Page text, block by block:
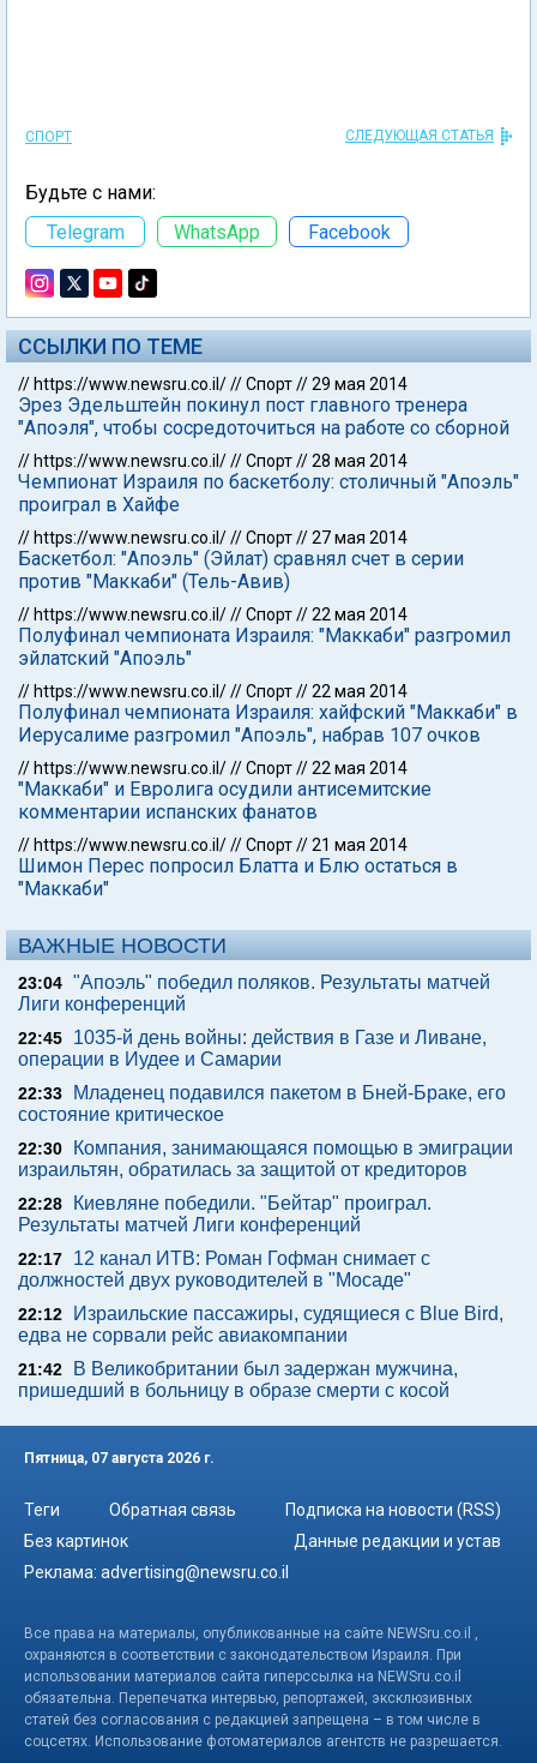
СПОРТ СЛЕДУЮЩАЯ СТАТЬЯ
Будьте с нами:
Telegram
WhatsApp Facebook
ССЫЛКИ ПО ТЕМЕ
// https://www.newsru.co.il///Спорт//29 мая 2014
Эрез Эдельштейн покинул пост главного тренера
"Апоэля", чтобы сосредоточиться на работе со сборной
// https://www.newsru.co.il///Спорт//28 мая 2014
Чемпионат Израиля по баскетболу: столичный "Апоэль"
проиграл в Хайфе
// https://www.newsru.co.il///Спорт//27 мая 2014
Баскетбол: "Апоэль" (Эйлат) сравнял счет в серии
против "Маккаби" (Тель-Авив)
// https://www.newsru.co.il///Спорт//22 мая 2014
Полуфинал чемпионата Израиля: "Маккаби" разгромил
эйлатский "Апоэль"
// https://www.newsru.co.il///Спорт//22 мая 2014
Полуфинал чемпионата Израиля: хайфский "Маккаби" в
Иерусалиме разгромил "Апоэль", набрав 107 очков
// https://www.newsru.co.il///Спорт//22 мая 2014
"Маккаби" и Евролига осудили антисемитские
комментарии испанских фанатов
// https://www.newsru.co.il///Спорт//21 мая 2014
Шимон Перес попросил Блатта и Блю остаться в
"Маккаби"
ВАЖНЫЕ НОВОСТИ
23:04 "Апоэль" победил поляков. Результаты матчей
Лиги конференций
22:45
1035-й день войны: действия в Газе и Ливане,
операции в Иудее и Самарии
22:33
Младенец подавился пакетом в Бней-Браке, его
состояние критическое
22:30
Компания, занимающаяся помощью в эмиграции
израильтян, обратилась за защитой от кредиторов
22:28
Киевляне победили. "Бейтар" проиграл.
Результаты матчей Лиги конференций
22:17
12 канал ИТВ: Роман Гофман снимает с
должностей двух руководителей в "Мосаде"
22:12
Израильские пассажиры, судящиеся с Blue Bird,
едва не сорвали рейс авиакомпании
21:42
В Великобритании был задержан мужчина,
пришедший в больницу в образе смерти с косой
Пятница, 07 августа 2026 г.
Теги Обратная связь
Подписка на новости (RSS)
Без картинок
Данные редакции и устав
Реклама: advertising@newsru.co.il
Все права на материалы, опубликованные на сайте NEWSru.co.il ,
охраняются в соответствии с законодательством Израиля. При
использовании материалов сайта гиперссылка на NEWSru.co.il
обязательна. Перепечатка интервью, репортажей, эксклюзивных
статей без согласования с редакцией запрещена – в том числе в
соцсетях. Использование фотоматериалов агентств не разрешается.